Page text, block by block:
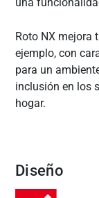
Roto NX mejora
ejemplo, con
para un
inclusión en los
hogar.
Diseño